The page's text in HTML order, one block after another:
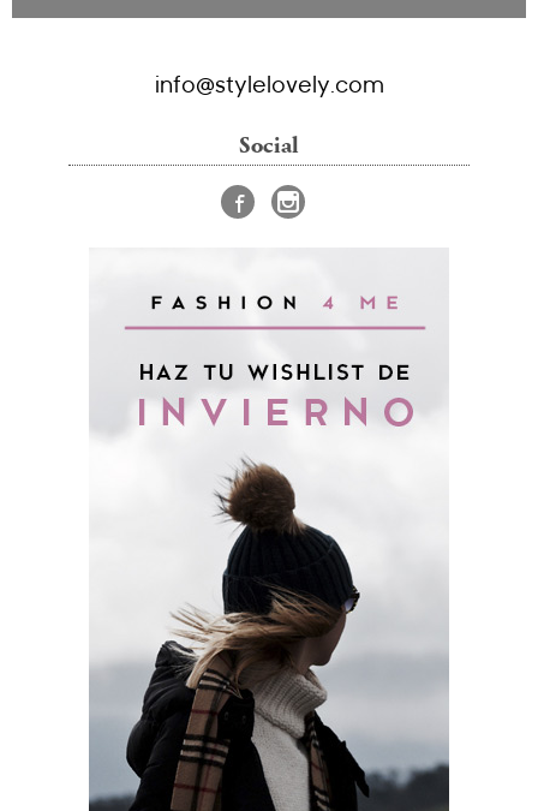
info@stylelovely.com
Social